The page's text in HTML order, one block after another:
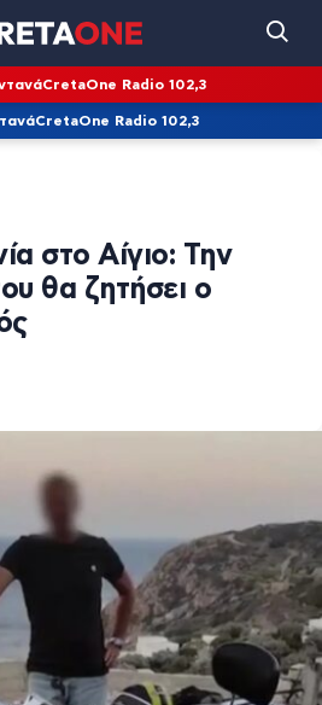
CretaOne Radio 102,3
CretaOne Radio 102,3
στο Αίγιο: Την
θα ζητήσει ο